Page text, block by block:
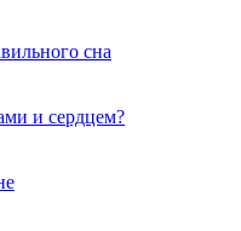
сна
и сердцем?